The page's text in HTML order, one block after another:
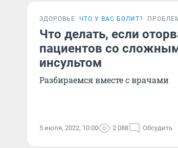
ЗДОРОВЬЕ ЧТО У ВАС БОЛИТ?
Что делать, если
пациентов со
инсультом
Разбираемся вместе с врачами
5 июля, 2022, 10:00 2 088 Обсудить